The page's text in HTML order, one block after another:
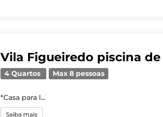
Vila Figueiredo piscina
4 Quartos Max 8 pessoas
*Casa para l...
Saiba mais